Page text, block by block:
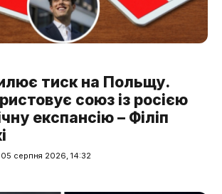
тиск на Польщу.
союз із росією
експансію – Філіп
05 серпня 2026, 14:32